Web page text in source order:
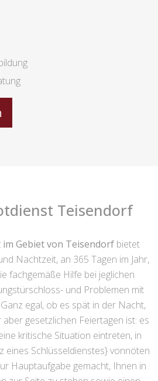
Teisendorf
im Gebiet von Teisendorfbietet
Nachtzeit, an 365 Tagen im Jahr,
fachgemäße Hilfe bei jeglichen
und Problemen mit
egal, ob es spät in der Nacht,
gesetzlichen Feiertagen ist: es
kritische Situation eintreten, in
eines Schlüsseldienstes} vonnöten
Hauptaufgabe gemacht, Ihnen in